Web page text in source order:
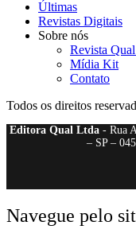
Últimas
Revistas Digitais
Sobre nós
Revista
Mídia Kit
Contato
Todos os direitos
Editora Qual Ltda- Rua
– SP –
Navegue pelo